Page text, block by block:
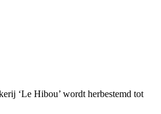
‘Le Hibou’ wordt herbestemd tot